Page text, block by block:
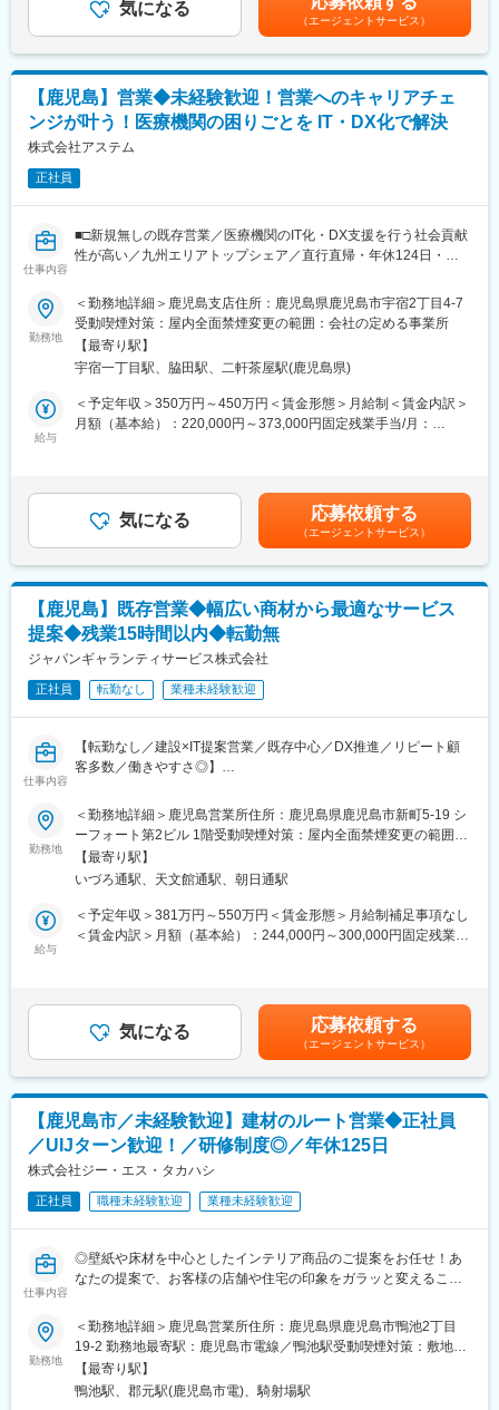
■特徴：
当社や関連企業の(有)ダイショクの業績は堅調に推移中で、経営基
変更の範囲：無
■業務の面白み：
売っているのは「システム」ではなく、医療が回り続ける仕組み
です！高齢化、医療従事者不足がしている現代では、ITの力を駆
使して医療を支えることが必須です。その最善でお客様への価値
提供ができるポジションです。
■働く環境：
年間休日124日、完全週休2日制、平均残業12時間程度とワークラ
イフバランスをとりやすいです。（直行直帰可）2024年「健康経
力しています。
■当社の特徴：
地域に根ざした企業として、また極めて公共性の高い医療関連商
活者の健康に貢献できる「医療商社」であることがアステムの使
命と考えています。そのために当社は、「MC（メディカルコミュ
でいます。お得意先に「医療チームの一員」と思っていただける
存在が目標です。
変更の範囲：会社の定める業務
能性があります。月給(月額)は固定手当を含めた表記です。
気になる
（エージェントサービス）
【鹿児島】営業◆未経験歓迎！営業へのキャリアチェ
ンジが叶う！医療機関の困りごとを IT・DX化で解決
株式会社アステム
正社員
仕事内容
■□新規無しの既存営業／医療機関のIT化・DX支援を行う社会貢献
性が高い／九州エリアトップシェア／直行直帰・年休124日・残
＼医療現場が安心して医療を続けられる仕組みをつくる医療機関
のパートナーとしてご活躍頂く営業メンバーを募集／
■業務内容：
鹿児島県内のクリニックおよび調剤薬局を中心に病院・クリニッ
ク・薬局の「困りごと」をIT・システムで解決する提案型の営業
レセコン（診療明細書）・電子カルテ・電子薬歴システムなど
■業務の面白み：
売っているのは「システム」ではなく、医療が回り続ける仕組み
です！高齢化、医療従事者不足がしている現代では、ITの力を駆
使して医療を支えることが必須です。その最善でお客様への価値
提供ができるポジションです。
■働く環境：
年間休日124日、完全週休2日制、平均残業12時間程度とワークラ
イフバランスをとりやすいです。（直行直帰可）2024年「健康経
力しています。
■当社の特徴：
地域に根ざした企業として、また極めて公共性の高い医療関連商
活者の健康に貢献できる「医療商社」であることがアステムの使
命と考えています。そのために当社は、「MC（メディカルコミュ
でいます。お得意先に「医療チームの一員」と思っていただける
存在が目標です。
変更の範囲：会社の定める業務
勤務地
＜勤務地詳細＞鹿児島支店住所：鹿児島県鹿児島市宇宿2丁目4-7
受動喫煙対策：屋内全面禁煙変更の範囲：会社の定める事業所
【最寄り駅】
宇宿一丁目駅、脇田駅、二軒茶屋駅(鹿児島県)
給与
＜予定年収＞350万円～450万円＜賃金形態＞月給制＜賃金内訳＞
月額（基本給）：220,000円～373,000円固定残業手当/月：
回賃金はあくまでも目安の金額であり、選考を通じて上下する可
能性があります。月給(月額)は固定手当を含めた表記です。
気になる 応募依頼する
（エージェントサービス）
【鹿児島】既存営業◆幅広い商材から最適なサービス
提案◆残業15時間以内◆転勤無
ジャパンギャランティサービス株式会社
正社員 転勤なし 業種未経験歓迎
仕事内容
【転勤なし／建設×IT提案営業／既存中心／DX推進／リピート顧
客多数／働きやすさ◎】
ITを通じて建設現場の課題解決に貢献。U・Iターンを歓迎し、熊
本で腰を据えて働きながら新たなキャリアを築けるポジションで
す。
■業務内容
建設会社・設備会社の現場事務所に対し、クラウドカメラや
iPad、サイネージなどのIT機器を組み合わせたソリューション提
で関与します。
主な交渉相手は現場所長で、業務効率化や省人化といったテーマ
に直接向き合います。既存顧客への継続提案や次回案件の情報収
本で社用車を使用し、現場理解を深めながら関係構築を進めてい
く役割です。
■業務の魅力
顧客と長期的に関わりながら信頼関係を築く営業スタイルです。
IT商材を通じて現場課題を具体的に改善する経験を積むことで、
課題把握力や提案力が磨かれます。変化の続く建設DX領域で、継
続的に価値を提供できるスキルが身につきます。
■働く環境
ースでサポートに入り、連携しながら業務を進めます。入社後は
約3カ月のOJTを実施し、その後既存顧客を引き継ぎます。
■働き方
勤務地
＜勤務地詳細＞鹿児島営業所住所：鹿児島県鹿児島市新町5-19 シ
ーフォート第2ビル 1階受動喫煙対策：屋内全面禁煙変更の範囲：
会社の定める事業所
【最寄り駅】
いづろ通駅、天文館通駅、朝日通駅
給与
＜予定年収＞381万円～550万円＜賃金形態＞月給制補足事項なし
＜賃金内訳＞月額（基本給）：244,000円～300,000円固定残業手
＞※給与詳細は、経験や能力を考慮のうえ決定※20時間を超える時
間外労働は追加で支給※時間外労働の有無に関わらず、20時間分
を固定残業代として支給■昇給：年1回（7月）■賞与：年2回（7
月・12月支給）■決算賞与：年1回（4月支給）※現在＜25期連続＞
支給中賃金はあくまでも目安の金額であり、選考を通じて上下す
る可能性があります。月給(月額)は固定手当を含めた表記です。
気になる 応募依頼する
（エージェントサービス）
【鹿児島市／未経験歓迎】建材のルート営業◆正社員
／UIJターン歓迎！／研修制度◎／年休125日
株式会社ジー・エス・タカハシ
正社員 職種未経験歓迎 業種未経験歓迎
仕事内容
◎壁紙や床材を中心としたインテリア商品のご提案をお任せ！あ
なたの提案で、お客様の店舗や住宅の印象をガラッと変えること
◎半年間は「壁紙とは」「取り付け方」など商材知識を覚え、お
客様対応になれるところからスタートします！これまで業種業界
問わず、様々な経験をお持ちの方が入社し、活躍されておりま
す！
◎完全週休2日制、土日祝休み、年休125日、携帯電話は会社に置
勤務地
＜勤務地詳細＞鹿児島営業所住所：鹿児島県鹿児島市鴨池2丁目
19-2 勤務地最寄駅：鹿児島市電線／鴨池駅受動喫煙対策：敷地内
喫煙可能場所あり変更の範囲：会社の定める事業所
【最寄り駅】
鴨池駅、郡元駅(鹿児島市電)、騎射場駅